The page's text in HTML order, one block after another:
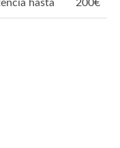
hasta 200€